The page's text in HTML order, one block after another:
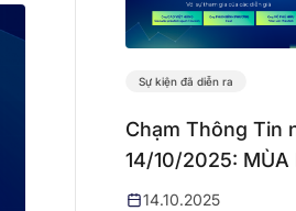
Sự kiện đã diễn ra
Chạm Thông Tin
14/10/2025: MÙA
QUÝ 3 VÀ NHỮNG
14.10.2025